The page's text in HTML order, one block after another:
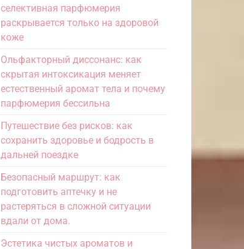
селективная парфюмерия
раскрывается только на здоровой
коже
Ольфакторный диссонанс: как
скрытая интоксикация меняет
естественный аромат тела и почему
парфюмерия бессильна
Путешествие без рисков: как
сохранить здоровье и бодрость в
дальней поездке
Безопасный маршрут: как
подготовить аптечку и не
растеряться в сложной ситуации
вдали от дома.
Эстетика чистых ароматов и